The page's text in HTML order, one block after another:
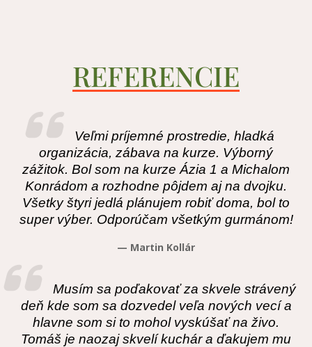
REFERENCIE
Veľmi príjemné prostredie, hladká
organizácia, zábava na kurze. Výborný
zážitok. Bol som na kurze Ázia 1 a Michalom
Konrádom a rozhodne pôjdem aj na dvojku.
Všetky štyri jedlá plánujem robiť doma, bol to
super výber. Odporúčam všetkým gurmánom!
— Martin Kollár
Musím sa poďakovať za skvele strávený
deň kde som sa dozvedel veľa nových vecí a
hlavne som si to mohol vyskúšať na živo.
Tomáš je naozaj skvelí kuchár a ďakujem mu